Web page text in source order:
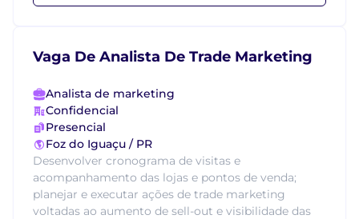
Vaga De Analista De Trade Marketing
Analista de marketing
Confidencial
Presencial
Foz do Iguaçu / PR
Desenvolver cronograma de visitas e
acompanhamento das lojas e pontos de venda;
planejar e executar ações de trade marketing
voltadas ao aumento de sell-out e visibilidade das